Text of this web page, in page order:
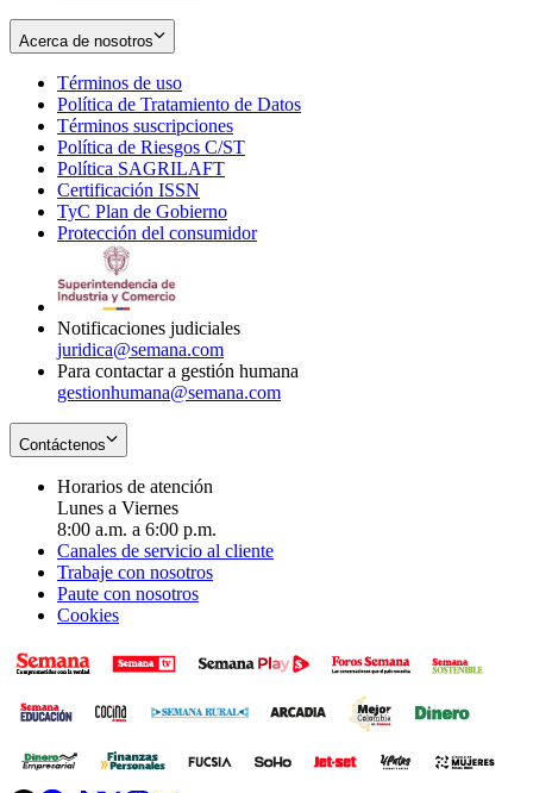
Acerca de nosotros
Términos de uso
in
new
window
Política de Tratamiento de Datos
Términos suscripciones
in
Política de Riesgos C/ST
Política SAGRILAFT
new
window
Certificación ISSN
in
new
TyC Plan de Gobierno
in
Protección del consumidorOpens
Notificaciones judiciales
juridica@semana.com
Para contactar a gestión humana
gestionhumana@semana.com
Contáctenos
Horarios de atención
Lunes a Viernes
8:00 a.m. a 6:00 p.m.
Canales de servicio al cliente
Trabaje con nosotros
Paute con nosotros
Cookies